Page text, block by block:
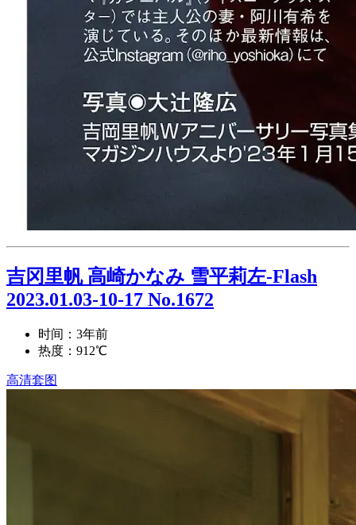
吉冈里帆 高崎かなみ 雪平莉左-Flash
2023.01.03-10-17 No.1672
时间：3年前
热度：912℃
高清套图